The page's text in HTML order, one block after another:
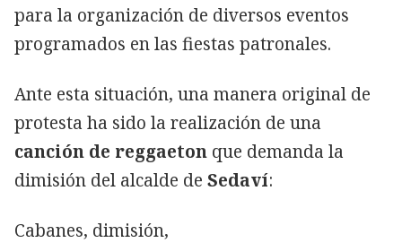
para la organización de diversos eventos
programados en las fiestas patronales.
Ante esta situación, una manera original de
protesta ha sido la realización de una
canción de reggaeton que demanda la
dimisión del alcalde de Sedaví:
Cabanes, dimisión,